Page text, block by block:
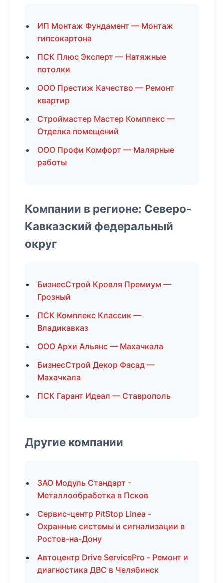
ИП Монтаж Фундамент — Монтаж
гипсокартона
ПСК Плюс Эксперт — Натяжные
потолки
ООО Престиж Качество — Ремонт
квартир
Строймастер Мастер Комплекс —
Отделка помещений
ООО Профи Комфорт — Малярные
работы
Компании в регионе: Северо-
Кавказский федеральный
округ
БизнесСтрой Кровля Премиум —
Грозный
ПСК Комплекс Классик —
Владикавказ
ООО Архи Альянс — Махачкала
БизнесСтрой Декор Фасад —
Махачкала
ПСК Гарант Идеал — Ставрополь
Другие компании
ЗАО Модуль Стандарт -
Металлообработка в Псков
Сервис-центр PitStop Linea -
Охранные системы и сигнализации в
Ростов-на-Дону
Автоцентр Drive ServicePro - Ремонт и
диагностика ДВС в Челябинск